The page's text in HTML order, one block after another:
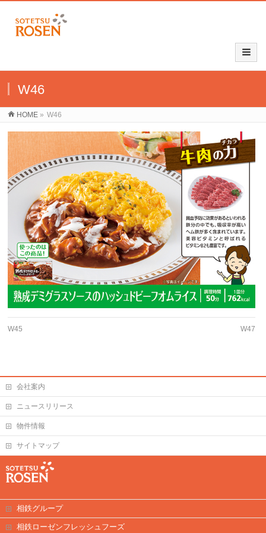
W46
HOME » W46
W45 W47
会社案内
ニュースリリース
物件情報
サイトマップ
相鉄グループ
相鉄ローゼンフレッシュフーズ